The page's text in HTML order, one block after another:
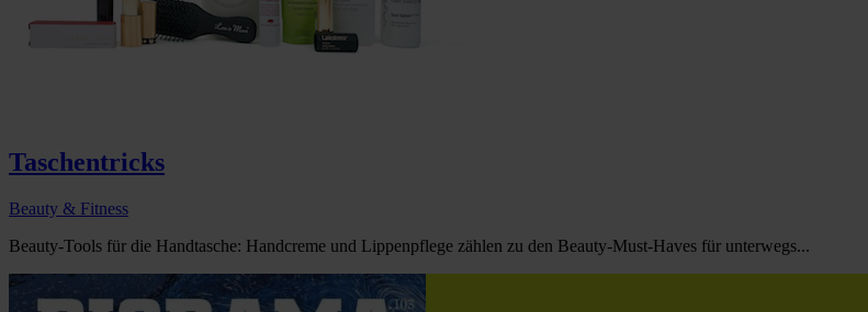
Taschentricks
Beauty & Fitness
Beauty-Tools für die Handtasche: Handcreme und Lippenpflege zählen zu den Beauty-Must-Haves für unterwegs...